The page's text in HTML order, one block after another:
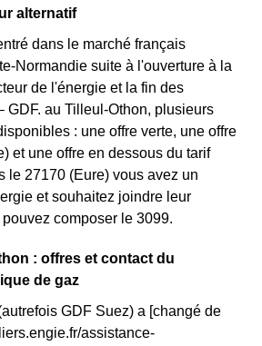
alternatif
dans le marché français
Normandie suite à l'ouverture à la
de l'énergie et la fin des
GDF. au Tilleul-Othon, plusieurs
: une offre verte, une offre
et une offre en dessous du tarif
le 27170 (Eure) vous avez un
et souhaitez joindre leur
composer le 3099.
: offres et contact du
de gaz
GDF Suez) a [changé de
assistance-